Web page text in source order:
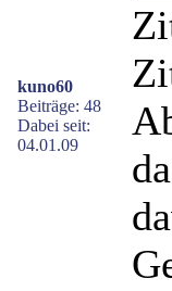
kuno60
Beiträge: 48
Dabei seit:
04.01.09